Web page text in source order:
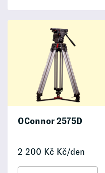
OConnor 2575D
2 200 Kč Kč/den